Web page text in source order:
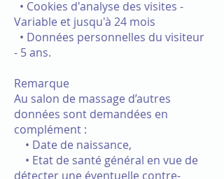
• Cookies d'analyse des visites -
Variable et jusqu'à 24 mois
• Données personnelles du visiteur
- 5 ans.
Remarque
Au salon de massage d’autres
données sont demandées en
complément :
• Date de naissance,
• Etat de santé général en vue de
détecter une éventuelle contre-